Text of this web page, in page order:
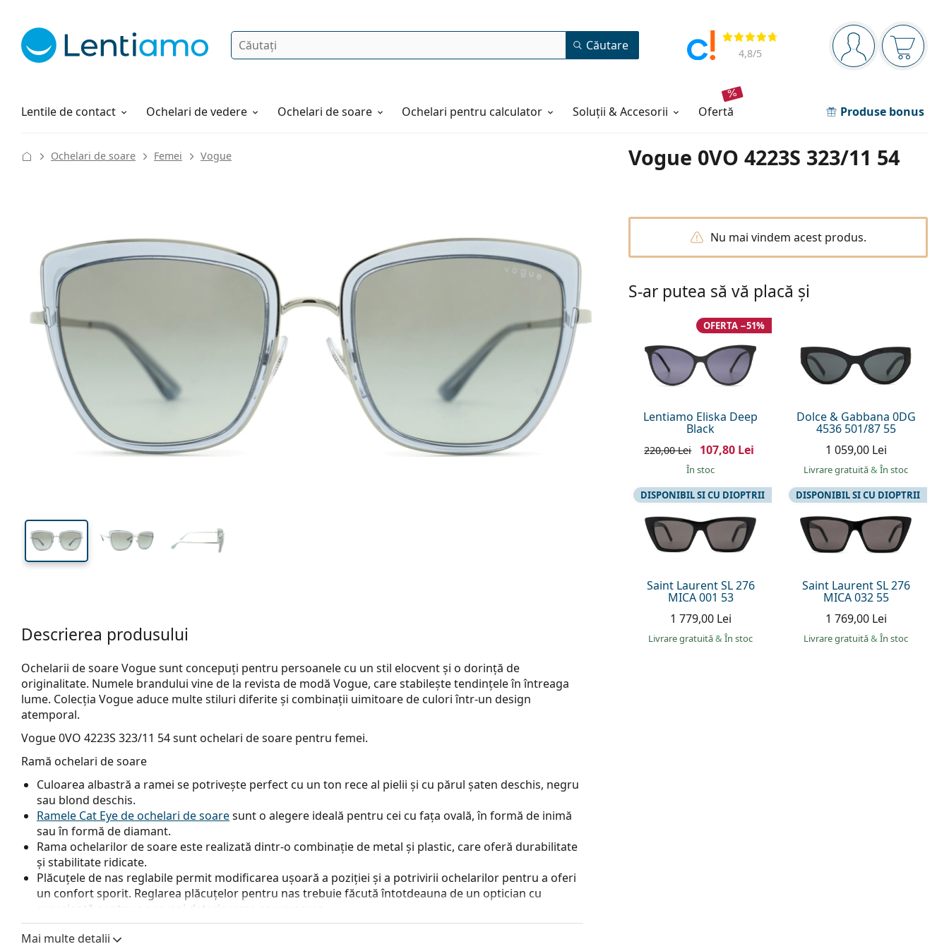
Panou de navigare
Sunteți logat
Coșul
Opinii
4,8/5
Căutare Căutare
Lentile de contact
Soluții Ochelari de vedere Ochelari de soare Ochelari pentru calculator Soluții & Accesorii ofertă Produse bonus
Cum comandați
Vogue 0VO 4223S 323/11 54
Ochelari de soare Femei Vogue
Nu mai vindem acest produs.
S-ar putea să vă placă și
Lentiamo Eliska Deep
Black
OFERTA −51%
220,00 Lei 107,80 Lei
În stoc
Dolce & Gabbana 0DG
4536 501/87 55
1 059,00 Lei
Livrare gratuită& În stoc
Saint Laurent SL 276
MICA 001 53
DISPONIBIL SI CU DIOPTRII
1 779,00 Lei
Livrare gratuită& În stoc
Saint Laurent SL 276
MICA 032 55
DISPONIBIL SI CU DIOPTRII
1 769,00 Lei
Livrare gratuită& În stoc
Descrierea produsului
Ochelarii de soare Vogue sunt concepuți pentru persoanele cu un stil elocvent și o dorință de
originalitate. Numele brandului vine de la revista de modă Vogue, care stabilește tendințele în întreaga
lume. Colecția Vogue aduce multe stiluri diferite și combinații uimitoare de culori într-un design
atemporal.
Vogue 0VO 4223S 323/11 54sunt ochelari de soare pentru femei.
Ramă ochelari de soare
Culoarea albastră a ramei se potrivește perfect cu un ton rece al pielii și cu părul șaten deschis, negru
sau blond deschis.
Ramele Cat Eye de ochelari de soaresunt o alegere ideală pentru cei cu fața ovală, în formă de inimă
sau în formă de diamant.
Rama ochelarilor de soare este realizată dintr-o combinație de metal și plastic, care oferă durabilitate
și stabilitate ridicate.
Plăcuțele de nas reglabile permit modificarea ușoară a poziției și a potrivirii ochelarilor pentru a oferi
un confort sporit. Reglarea plăcuțelor pentru nas trebuie făcută întotdeauna de un optician cu
experiență pentru a preveni deteriorarea sau ruperea.
Lentile ochelari de soare
Mai multe detalii